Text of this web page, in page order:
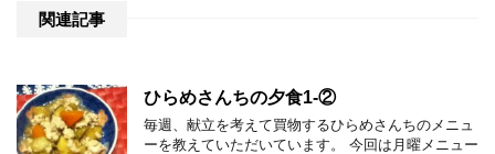
関連記事
ひらめさんちの夕食1-②
毎週、献立を考えて買物するひらめさんちのメニュ
ーを教えていただいています。 今回は月曜メニュー